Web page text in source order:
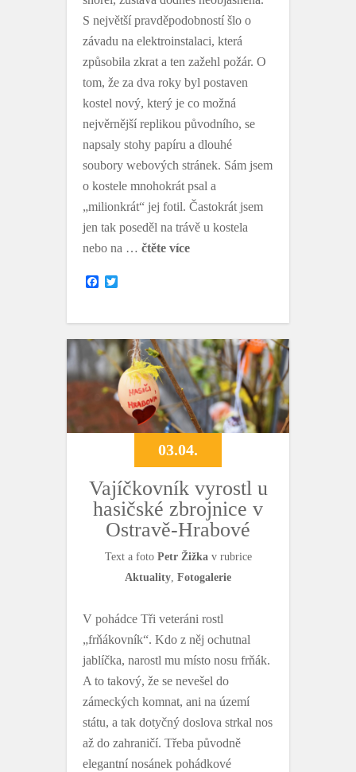
S největší pravděpodobností šlo o
závadu na elektroinstalaci, která
způsobila zkrat a ten zažehl požár. O
tom, že za dva roky byl postaven
kostel nový, který je co možná
nejvěrnější replikou původního, se
napsaly stohy papíru a dlouhé
soubory webových stránek. Sám jsem
o kostele mnohokrát psal a
„milionkrát“ jej fotil. Častokrát jsem
jen tak poseděl na trávě u kostela
nebo na … čtěte více
F
o
o
k
e
r
03.04.
Vajíčkovník vyrostl u
hasičské zbrojnice v
Ostravě-Hrabové
Text a foto Petr Žižkav rubrice
Aktuality, Fotogalerie
V pohádce Tři veteráni rostl
„frňákovník“. Kdo z něj ochutnal
jablíčka, narostl mu místo nosu frňák.
A to takový, že se nevešel do
zámeckých komnat, ani na území
státu, a tak dotyčný doslova strkal nos
až do zahraničí. Třeba původně
elegantní nosánek pohádkové